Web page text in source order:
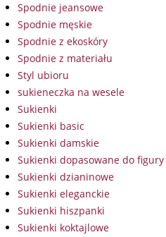
Spodnie jeansowe
Spodnie męskie
Spodnie z ekoskóry
Spodnie z materiału
Styl ubioru
sukieneczka na wesele
Sukienki
Sukienki basic
Sukienki damskie
Sukienki dopasowane do figury
Sukienki dzianinowe
Sukienki eleganckie
Sukienki hiszpanki
Sukienki koktajlowe